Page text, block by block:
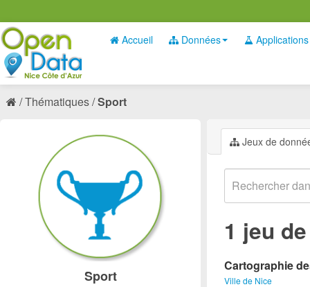
Accueil Données Applications
Thématiques Sport
Jeux de
1 jeu
Cartographie
Ville de Nice
Sport